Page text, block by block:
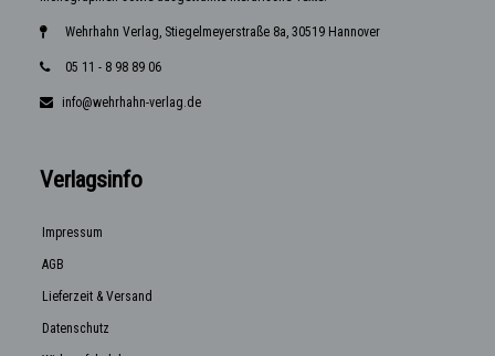
Wehrhahn Verlag, Stiegelmeyerstraße 8a, 30519 Hannover
05 11 - 8 98 89 06
info@wehrhahn-verlag.de
Verlagsinfo
Impressum
AGB
Lieferzeit & Versand
Datenschutz